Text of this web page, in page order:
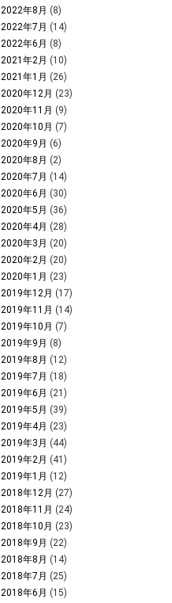
2022年8月 (8)
2022年7月 (14)
2022年6月 (8)
2021年2月 (10)
2021年1月 (26)
2020年12月 (23)
2020年11月 (9)
2020年10月 (7)
2020年9月 (6)
2020年8月 (2)
2020年7月 (14)
2020年6月 (30)
2020年5月 (36)
2020年4月 (28)
2020年3月 (20)
2020年2月 (20)
2020年1月 (23)
2019年12月 (17)
2019年11月 (14)
2019年10月 (7)
2019年9月 (8)
2019年8月 (12)
2019年7月 (18)
2019年6月 (21)
2019年5月 (39)
2019年4月 (23)
2019年3月 (44)
2019年2月 (41)
2019年1月 (12)
2018年12月 (27)
2018年11月 (24)
2018年10月 (23)
2018年9月 (22)
2018年8月 (14)
2018年7月 (25)
2018年6月 (15)